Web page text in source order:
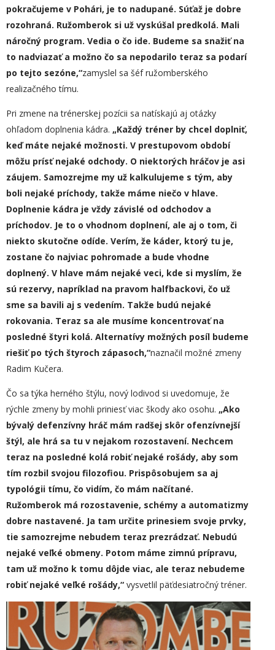
pokračujeme v Pohári, je to nadupané. Súťaž je dobre
rozohraná. Ružomberok si už vyskúšal predkolá. Mali
náročný program. Vedia o čo ide. Budeme sa snažiť na
to nadviazať a možno čo sa nepodarilo teraz sa podarí
po tejto sezóne,“zamyslel sa šéf ružomberského
realizačného tímu.
Pri zmene na trénerskej pozícii sa natískajú aj otázky
ohľadom doplnenia kádra. „Každý tréner by chcel doplniť,
keď máte nejaké možnosti. V prestupovom období
môžu prísť nejaké odchody. O niektorých hráčov je asi
záujem. Samozrejme my už kalkulujeme s tým, aby
boli nejaké príchody, takže máme niečo v hlave.
Doplnenie kádra je vždy závislé od odchodov a
príchodov. Je to o vhodnom doplnení, ale aj o tom, či
niekto skutočne odíde. Verím, že káder, ktorý tu je,
zostane čo najviac pohromade a bude vhodne
doplnený. V hlave mám nejaké veci, kde si myslím, že
sú rezervy, napríklad na pravom halfbackovi, čo už
sme sa bavili aj s vedením. Takže budú nejaké
rokovania. Teraz sa ale musíme koncentrovať na
posledné štyri kolá. Alternatívy možných posíl budeme
riešiťpo tých štyroch zápasoch,“naznačil možné zmeny
Radim Kučera.
Čo sa týka herného štýlu, nový lodivod si uvedomuje, že
rýchle zmeny by mohli priniesť viac škody ako osohu. „Ako
bývalý defenzívny hráč mám radšej skôr ofenzívnejší
štýl, ale hrá sa tu v nejakom rozostavení. Nechcem
teraz na posledné kolá robiť nejaké rošády, aby som
tím rozbil svojou filozofiou. Prispôsobujem sa aj
typológii tímu, čo vidím, čo mám načítané.
Ružomberok má rozostavenie, schémy a automatizmy
dobre nastavené. Ja tam určite prinesiem svoje prvky,
tie samozrejme nebudem teraz prezrádzať. Nebudú
nejaké veľké obmeny. Potom máme zimnú prípravu,
tam už možno k tomu dôjde viac, ale teraz nebudeme
robiť nejaké veľké rošády,“ vysvetlil päťdesiatročný tréner.